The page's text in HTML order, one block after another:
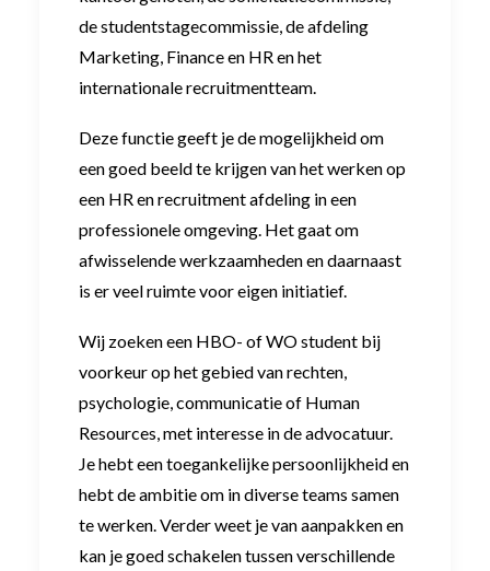
de studentstagecommissie, de afdeling
Marketing, Finance en HR en het
internationale recruitmentteam.
Deze functie geeft je de mogelijkheid om
een goed beeld te krijgen van het werken op
een HR en recruitment afdeling in een
professionele omgeving. Het gaat om
afwisselende werkzaamheden en daarnaast
is er veel ruimte voor eigen initiatief.
Wij zoeken een HBO- of WO student bij
voorkeur op het gebied van rechten,
psychologie, communicatie of Human
Resources, met interesse in de advocatuur.
Je hebt een toegankelijke persoonlijkheid en
hebt de ambitie om in diverse teams samen
te werken. Verder weet je van aanpakken en
kan je goed schakelen tussen verschillende